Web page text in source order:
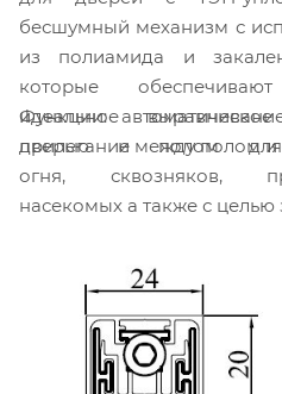
бесшумный механизм с
из полиамида и
которые
идеальное
прилегание между полом и
Функции:
дверью и полом
огня, сквозняков,
насекомых а также с целью